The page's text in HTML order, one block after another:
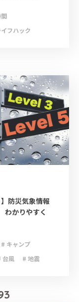
フハック
防災気象情報
かりやすく
# キャンプ
台風
# 地震